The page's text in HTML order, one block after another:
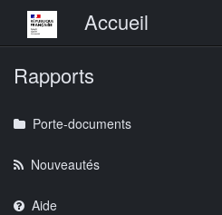
Menu principalAccueil
Rapports
Porte-documents
Nouveautés
Aide